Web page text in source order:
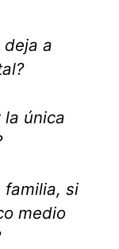
deja a
la única
familia, si
medio